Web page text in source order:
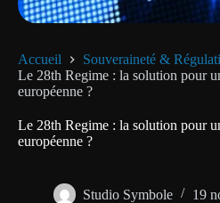
Accueil
Souveraineté &
Le 28th Regime : la solution pour
européenne ?
Le 28th Regime : la solution pour
européenne ?
Studio Symbole
19